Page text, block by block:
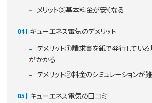
メリット③基本料金が安くなる
キューエネス電気のデメリット
デメリット①請求書を紙で発行してい
がかかる
デメリット②料金のシミュレーションが
キューエネス電気の口コミ